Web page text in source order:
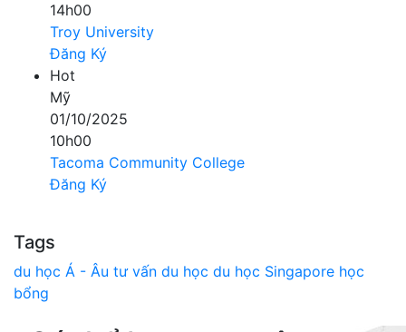
14h00
Troy University
Đăng Ký
Hot
Mỹ
01/10/2025
10h00
Tacoma Community College
Đăng Ký
Tags
du học Á - Âu tư vấn du học du học Singapore học
bổng